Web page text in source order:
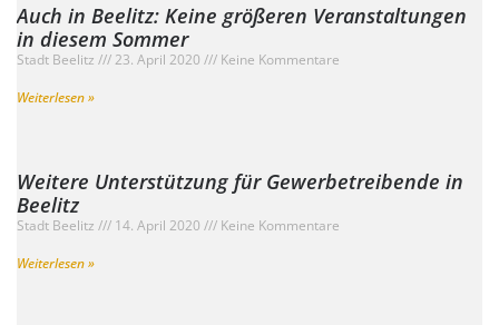
Auch in Beelitz: Keine größeren Veranstaltungen
in diesem Sommer
Stadt Beelitz 23. April 2020
Keine Kommentare
Weiterlesen »
Weitere Unterstützung für Gewerbetreibende in
Beelitz
Stadt Beelitz 14. April 2020
Keine Kommentare
Weiterlesen »